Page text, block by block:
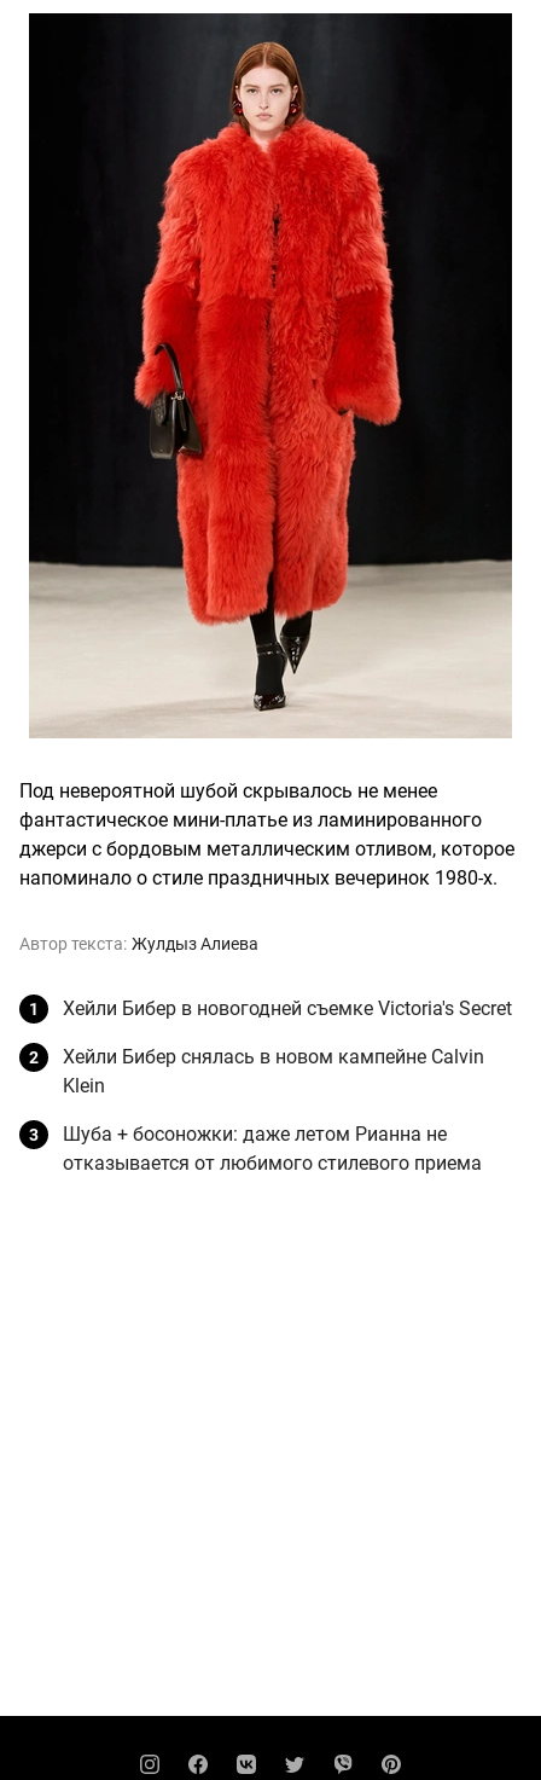
Под невероятной шубой скрывалось не менее
фантастическое мини-платье из ламинированного
джерси с бордовым металлическим отливом, которое
напоминало о стиле праздничных вечеринок 1980-х.
Автор текста: Жулдыз Алиева
Хейли Бибер в новогодней съемке Victoria's Secret
Хейли Бибер снялась в новом кампейне Calvin
Klein
Шуба + босоножки: даже летом Рианна не
отказывается от любимого стилевого приема